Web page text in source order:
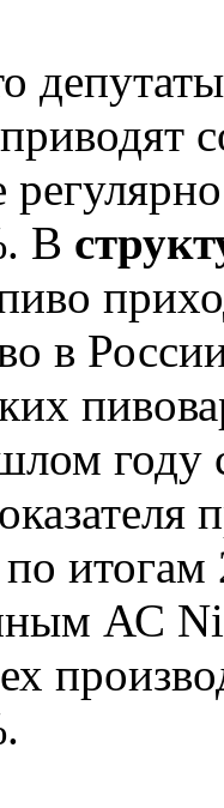
В
в
году
АС